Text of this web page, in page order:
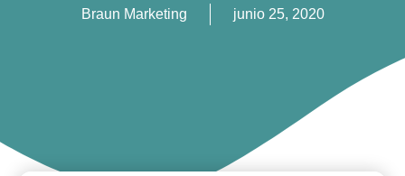
Braun Marketing junio 25, 2020